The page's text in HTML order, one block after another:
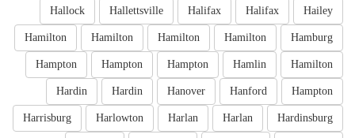
Hailey
Halifax
Halifax
Hallettsville
Hallock
Hamburg
Hamilton
Hamilton
Hamilton
Hamilton
Hamilton
Hamlin
Hampton
Hampton
Hampton
Hampton
Hanford
Hanover
Hardin
Hardin
Hardinsburg
Harlan
Harlan
Harlowton
Harrisburg